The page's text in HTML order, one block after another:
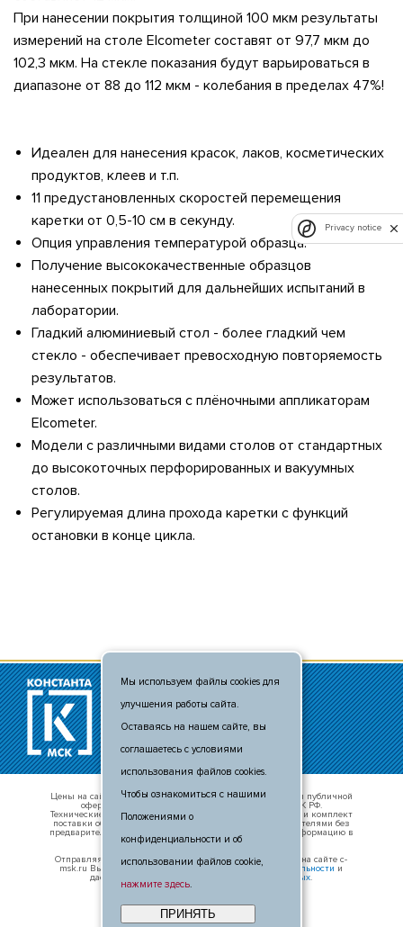
При нанесении покрытия толщиной 100 мкм результаты
измерений на столе Elcometer составят от 97,7 мкм до
102,3 мкм. На стекле показания будут варьироваться в
диапазоне от 88 до 112 мкм - колебания в пределах 47%!
Идеален для нанесения красок, лаков, косметических
продуктов, клеев и т.п.
11 предустановленных скоростей перемещения
каретки от 0,5-10 см в секунду.
Опция управления температурой образца.
Получение высококачественные образцов
нанесенных покрытий для дальнейших испытаний в
лаборатории.
Гладкий алюминиевый стол - более гладкий чем
стекло - обеспечивает превосходную повторяемость
результатов.
Может использоваться с плёночными аппликаторам
Elcometer.
Модели с различными видами столов от стандартных
до высокоточных перфорированных и вакуумных
столов.
Регулируемая длина прохода каретки с функций
остановки в конце цикла.
© 2011 - 2026
+7 (495) 481-80-88
info@c-msk.ru
Карта сайта
Цены на сайте носят справочный характер и не являются публичной
офертой, определяемой положениями п. 2 ст. 437 ГК РФ.
Технические характеристики оборудования, внешний вид и комплект
поставки оборудования могут быть изменены производителями без
предварительного уведомления. Уточняте актуальную информацию в
отделе продаж.
Отправляя свои данные в любой форме обратной связи на сайте c-
msk.ru Вы принимаете условияполитики конфиденциальности и
даёте согласие на обработку персональных данных.
Мы используем файлы cookies для
улучшения работы сайта.
Оставаясь на нашем сайте, вы
соглашаетесь с условиями
использования файлов cookies.
Чтобы ознакомиться с нашими
Положениями о
конфиденциальности и об
использовании файлов cookie,
нажмите здесь.
ПРИНЯТЬ
Privacy notice